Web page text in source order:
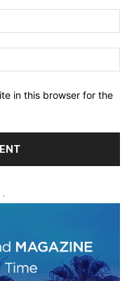
in this browser for the
-